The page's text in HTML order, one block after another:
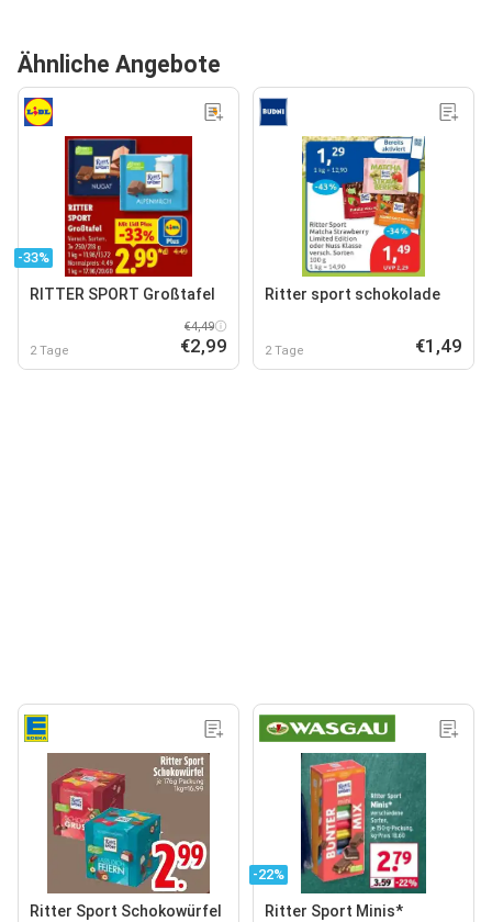
Ähnliche Angebote
-33%
RITTER SPORT Großtafel
2 Tage
€4,49
€2,99
Ritter sport schokolade
2 Tage €1,49
Ritter Sport Schokowürfel
-22%
Ritter Sport Minis*